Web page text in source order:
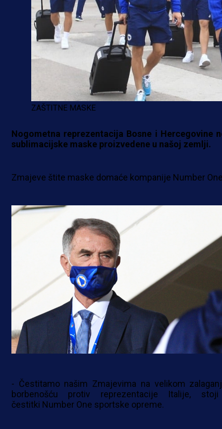
ZAŠTITNE MASKE
Nogometna reprezentacija Bosne i Hercegovine
sublimacijske maske proizvedene u našoj zemlji.
Zmajeve štite maske domaće kompanije Number
- Čestitamo našim Zmajevima na velikom
borbenošću protiv reprezentacije Italije,
čestitki Number One sportske opreme.